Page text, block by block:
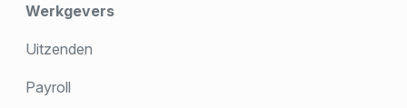
Werkgevers
Uitzenden
Payroll